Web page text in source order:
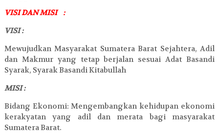
VISI DAN MISI
:
VISI :
Mewujudkan Masyarakat Sumatera Barat Sejahtera, Adil
dan Makmur yang tetap berjalan sesuai Adat Basandi
Syarak, Syarak Basandi Kitabullah
MISI :
Bidang Ekonomi: Mengembangkan kehidupan ekonomi
kerakyatan yang adil dan merata bagi masyarakat
Sumatera Barat.